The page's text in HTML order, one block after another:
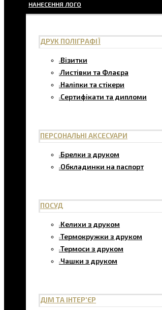
НАНЕСЕННЯ ЛОГО
ДРУК ПОЛІГРАФІЇ
Візитки
Листівки та Флаєра
Наліпки та стікери
Сертифікати та дипломи
ПЕРСОНАЛЬНІ АКСЕСУАРИ
Брелки з друком
Обкладинки на паспорт
ПОСУД
Келихи з друком
Термокружки з друком
Термоси з друком
Чашки з друком
ДІМ ТА ІНТЕР'ЄР